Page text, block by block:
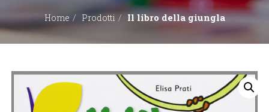
EDITORI
LIBRERIE
Home Prodotti Il libro della giungla